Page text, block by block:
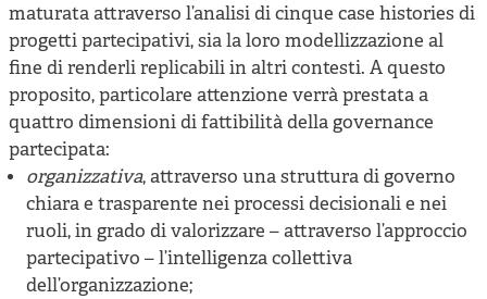
maturata attraverso l’analisi di cinque case histories di
progetti partecipativi, sia la loro modellizzazione al
fine di renderli replicabili in altri contesti. A questo
proposito, particolare attenzione verrà prestata a
quattro dimensioni di fattibilità della governance
partecipata:
organizzativa, attraverso una struttura di governo
chiara e trasparente nei processi decisionali e nei
ruoli, in grado di valorizzare – attraverso l’approccio
partecipativo – l’intelligenza collettiva
dell’organizzazione;